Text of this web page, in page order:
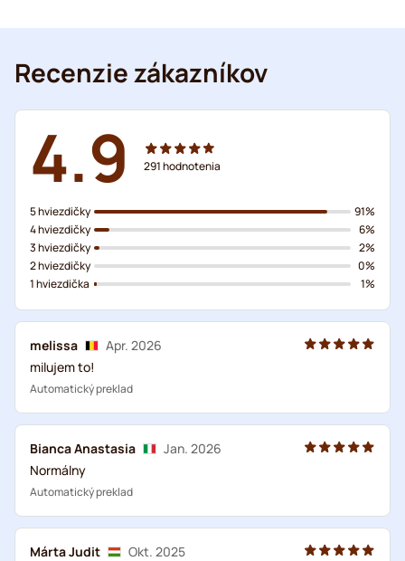
Recenzie zákazníkov
4.9 291hodnotenia
5 hviezdičky
4 hviezdičky
3 hviezdičky
2 hviezdičky
1 hviezdička
91%
6%
2%
0%
1%
melissa
Apr. 2026
milujem to!
Automatický preklad
Bianca Anastasia
Jan. 2026
Normálny
Automatický preklad
Márta Judit
Okt. 2025